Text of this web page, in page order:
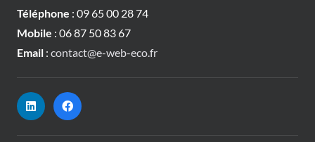
Téléphone : 09 65 00 28 74
Mobile : 06 87 50 83 67
Email : contact@e-web-eco.fr